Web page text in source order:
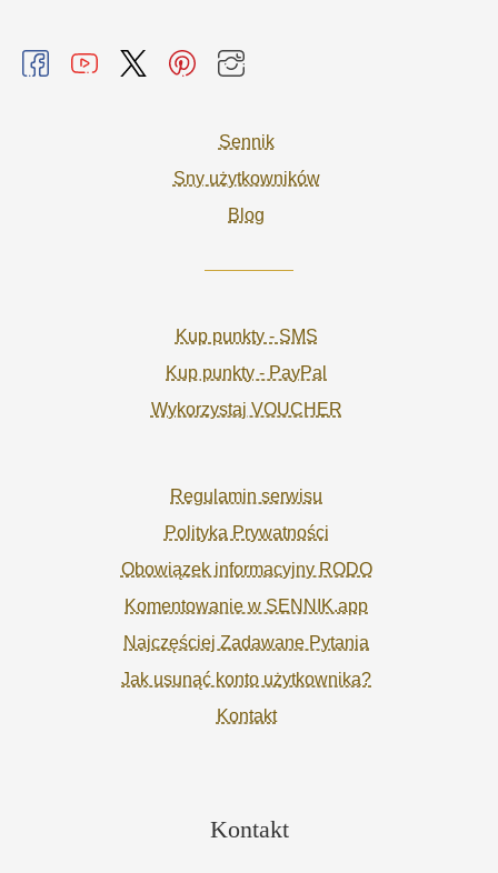
Sennik
Sny użytkowników
Blog
Kup punkty - SMS
Kup punkty - PayPal
Wykorzystaj VOUCHER
Regulamin serwisu
Polityka Prywatności
Obowiązek informacyjny RODO
Komentowanie w SENNIK.app
Najczęściej Zadawane Pytania
Jak usunąć konto użytkownika?
Kontakt
Kontakt